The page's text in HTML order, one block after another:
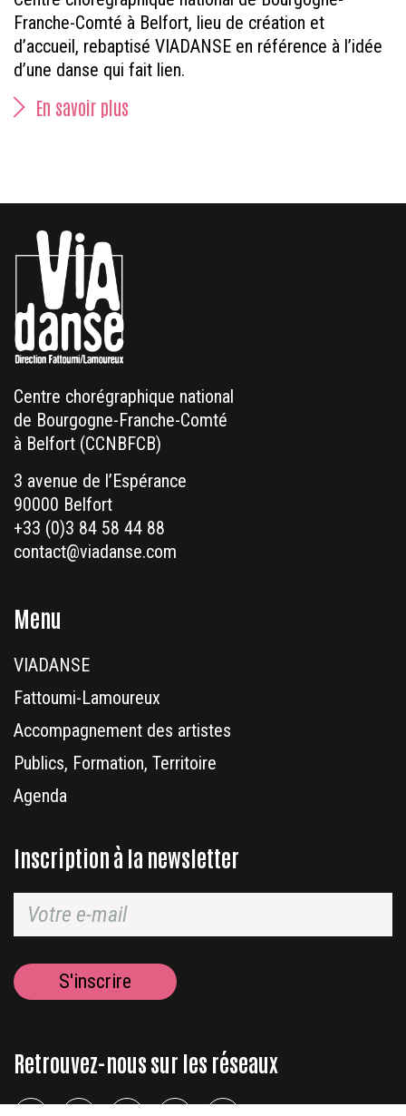
Centre chorégraphique national de Bourgogne-
Franche-Comté à Belfort, lieu de création et
d’accueil, rebaptisé VIADANSE en référence à l’idée
d’une danse qui fait lien.
En savoir plus
Centre chorégraphique national
de Bourgogne-Franche-Comté
à Belfort (CCNBFCB)
3 avenue de l’Espérance
90000 Belfort
+33 (0)3 84 58 44 88
contact@viadanse.com
Menu
VIADANSE
Fattoumi-Lamoureux
Accompagnement des artistes
Publics, Formation, Territoire
Agenda
Inscription à la newsletter
Retrouvez-nous sur les réseaux